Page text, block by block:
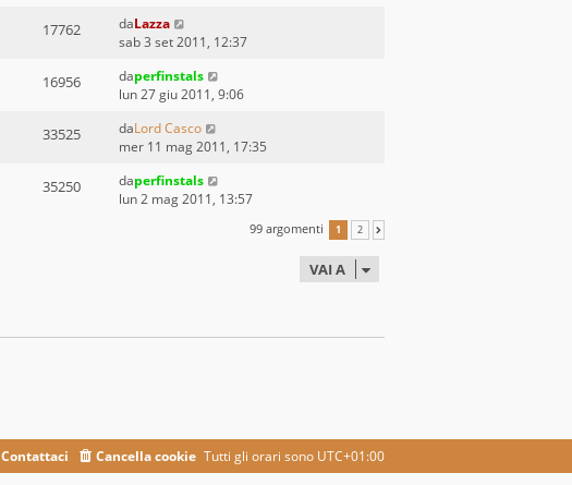
17762 daLazza
sab 3 set 2011, 12:37
16956 daperfinstals
lun 27 giu 2011, 9:06
33525 daLord Casco
mer 11 mag 2011, 17:35
35250 daperfinstals
lun 2 mag 2011, 13:57
99 argomenti 1 2
VAI A
Tutti gli orari sono UTC+01:00
Cancella cookie
Contattaci